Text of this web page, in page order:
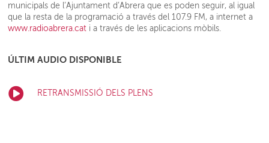
municipals de l’Ajuntament d’Abrera que es poden seguir, al igual
que la resta de la programació a través del 107.9 FM, a internet a
www.radioabrera.cat i a través de les aplicacions mòbils.
ÚLTIM AUDIO DISPONIBLE
RETRANSMISSIÓ DELS PLENS